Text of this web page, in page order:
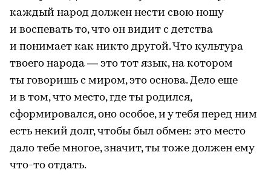
каждый народ должен нести свою ношу
и воспевать то, что он видит с детства
и понимает как никто другой. Что культура
твоего народа — это тот язык, на котором
ты говоришь с миром, это основа. Дело еще
и в том, что место, где ты родился,
сформировался, оно особое, и у тебя перед ним
есть некий долг, чтобы был обмен: это место
дало тебе многое, значит, ты тоже должен ему
что-то отдать.